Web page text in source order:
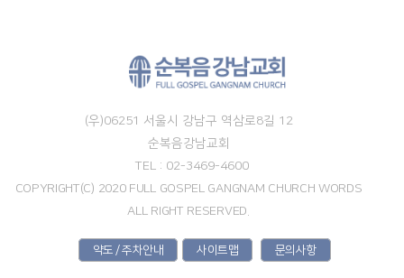
(우)06251 서울시 강남구 역삼로8길 12
순복음강남교회
TEL : 02-3469-4600
COPYRIGHT(C) 2020 FULL GOSPEL GANGNAM CHURCH WORDS
ALL RIGHT RESERVED.
약도 / 주차안내 사이트맵 문의사항